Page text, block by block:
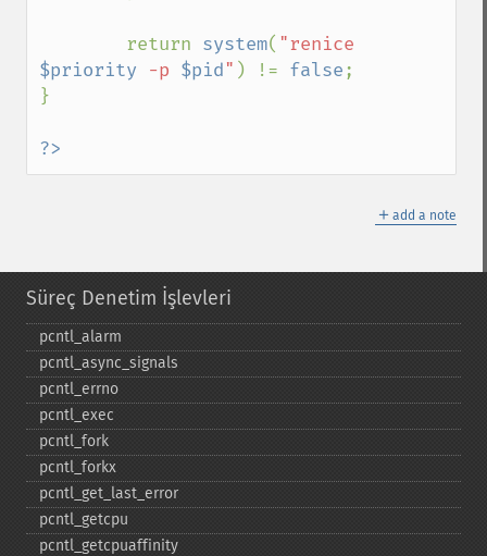
        return
system(
$priority -p $pid" ) != false;
}
?>
＋ add a note
Süreç Denetim İşlevleri
pcntl_​alarm
pcntl_​async_​signals
pcntl_​errno
pcntl_​exec
pcntl_​fork
pcntl_​forkx
pcntl_​get_​last_​error
pcntl_​getcpu
pcntl_​getcpuaffinity